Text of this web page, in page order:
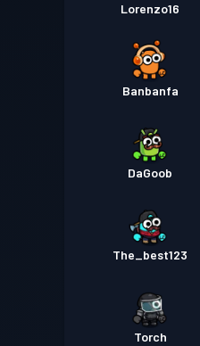
Lorenzo16
Banbanfa
DaGoob
The_best123
Torch